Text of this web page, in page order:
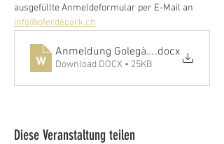
ausgefüllte Anmeldeformular per E-Mail an
info@pferdepark.ch
Anmeldung Golegà 2026
.docx
Download DOCX • 25KB
Diese Veranstaltung teilen